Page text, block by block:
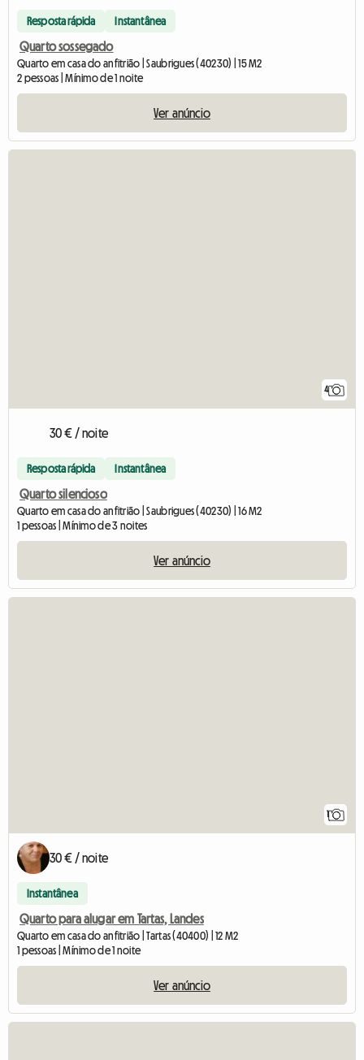
Resposta rápida Instantânea
Quarto sossegado
Quarto em casa do anfitrião | Saubrigues (40230) | 15 M2
2 pessoas | Mínimo de 1 noite
Ver anúncio
4
30 € / noite
Resposta rápida Instantânea
Quarto silencioso
Quarto em casa do anfitrião | Saubrigues (40230) | 16 M2
1 pessoas | Mínimo de 3 noites
Ver anúncio
1
30 € / noite
Instantânea
Quarto para alugar em Tartas, Landes
Quarto em casa do anfitrião | Tartas (40400) | 12 M2
1 pessoas | Mínimo de 1 noite
Ver anúncio